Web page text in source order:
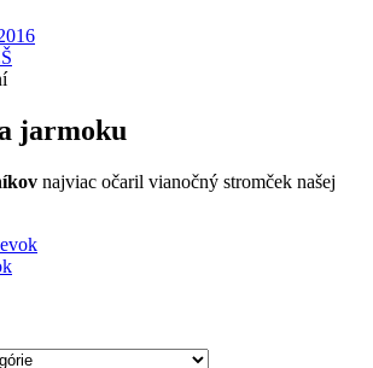
jarmoku
najviac očaril vianočný stromček našej